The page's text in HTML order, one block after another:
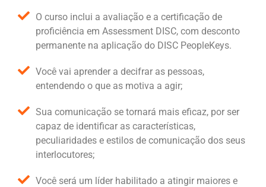
O curso inclui a avaliação e a certificação de
proficiência em Assessment DISC, com desconto
permanente na aplicação do DISC PeopleKeys.
Você vai aprender a decifrar as pessoas,
entendendo o que as motiva a agir;
Sua comunicação se tornará mais eficaz, por ser
capaz de identificar as características,
peculiaridades e estilos de comunicação dos seus
interlocutores;
Você será um líder habilitado a atingir maiores e